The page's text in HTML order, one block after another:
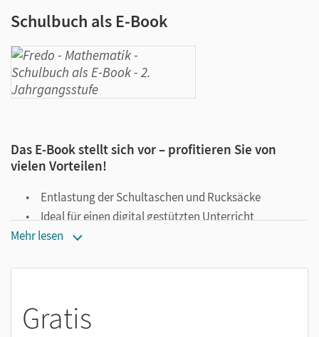
Schulbuch als E-Book
Das E-Book stellt sich vor – profitieren Sie von
vielen Vorteilen!
Entlastung der Schultaschen und Rucksäcke
Ideal für einen digital gestützten Unterricht
Notiz- und Markierungsmöglichkeit
Lernen:
Mehr lesen
Gratis